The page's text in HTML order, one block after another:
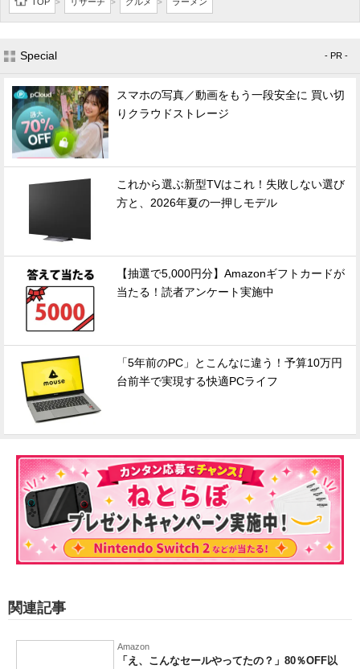
> > >
Special - PR -
スマホの写真／動画をもう一段安全に 買い切
りクラウドストレージ
これから選ぶ新型TVはこれ！失敗しない選び
方と、2026年夏の一押しモデル
【抽選で5,000円分】Amazonギフトカードが
当たる！読者アンケート実施中
「5年前のPC」とこんなに違う！予算10万円
台前半で実現する快適PCライフ
関連記事
Amazon
「え、こんなセールやってたの？」80％OFF以